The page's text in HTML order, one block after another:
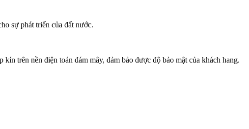
sự phát triển của đất nước.
trên nền điện toán đám mây, đảm bảo được độ bảo mật của khách hang.